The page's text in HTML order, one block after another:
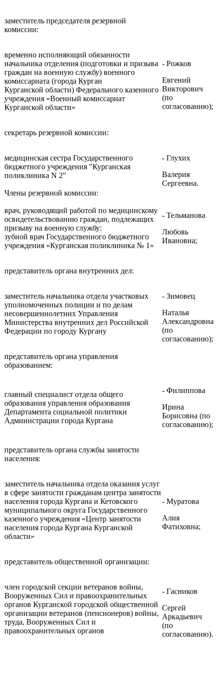
заместитель председателя резервной
комиссии:
временно исполняющий обязанности
начальника отделения (подготовки и призыва
граждан на военную службу) военного
комиссариата (города Курган
Курганской области) Федерального казенного
учреждения «Военный комиссариат
Курганской области»
- Рожков
Евгений
Викторович
(по
согласованию);
секретарь резервной комиссии:
медицинская сестра Государственного
бюджетного учреждения "Курганская
поликлиника N 2"
- Глухих
Валерия
Сергеевна.
Члены резервной комиссии:
врач, руководящий работой по медицинскому
освидетельствованию граждан, подлежащих
призыву на военную службу:
зубной врач Государственного бюджетного
учреждения «Курганская поликлиника № 1»
- Тельманова
Любовь
Ивановна;
представитель органа внутренних дел:
заместитель начальника отдела участковых
уполномоченных полиции и по делам
несовершеннолетних Управления
Министерства внутренних дел Российской
Федерации по городу Кургану
- Зимовец
Наталья
Александровна
(по
согласованию);
представитель органа управления
образованием:
главный специалист отдела общего
образования управления образования
Департамента социальной политики
Администрации города Кургана
- Филиппова
Ирина
Борисовна (по
согласованию);
представитель органа службы занятости
населения:
заместитель начальника отдела оказания услуг
в сфере занятости гражданам центра занятости
населения города Кургана и Кетовского
муниципального округа Государственного
казенного учреждения «Центр занятости
населения города Кургана Курганской
области»
- Муратова
Алия
Фатиховна;
представитель общественной организации:
член городской секции ветеранов войны,
Вооруженных Сил и правоохранительных
органов Курганской городской общественной
организации ветеранов (пенсионеров) войны,
труда, Вооруженных Сил и
правоохранительных органов
- Гасников
Сергей
Аркадьевич
(по
согласованию).